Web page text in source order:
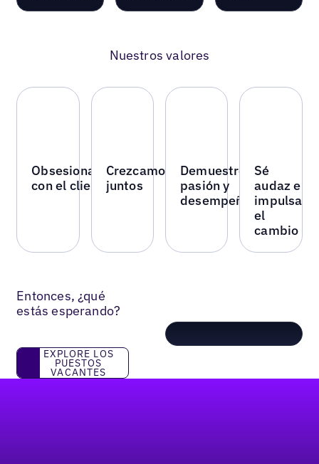
Nuestros valores
Obsesionarse
con el cliente
Crezcamos
juntos
Demuestre
pasión y
desempeño
Sé
audaz e
impulsa
el
cambio
Entonces, ¿qué
estás esperando?
Explore los puestos vacantes
EXPLORE LOS
PUESTOS
VACANTES